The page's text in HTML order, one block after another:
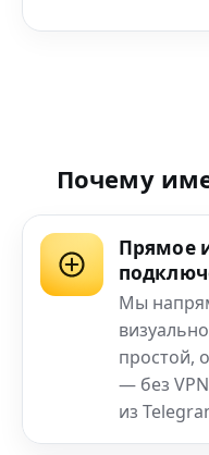
Почему
Прямое
Мы
простой,
— без
из